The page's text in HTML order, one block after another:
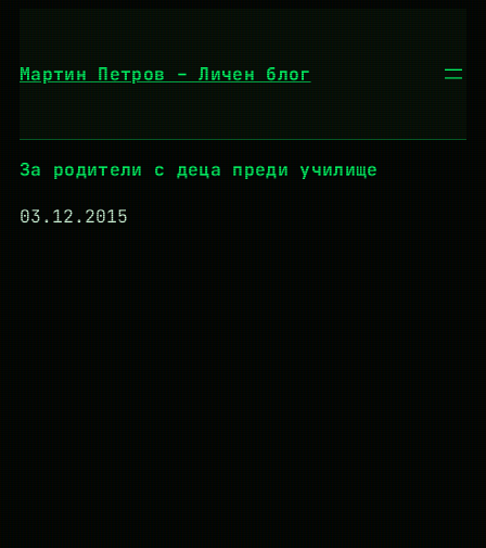
Мартин Петров – Личен блог
За родители с деца преди училище
03.12.2015